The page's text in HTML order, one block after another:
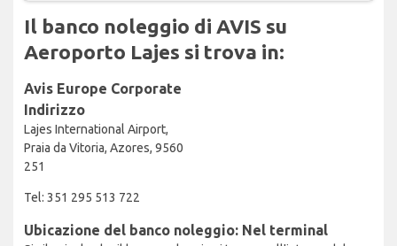
Il banco noleggio di AVIS su
Aeroporto Lajes si trova in:
Avis Europe Corporate
Indirizzo
Lajes International Airport,
Praia da Vitoria, Azores, 9560
251
Tel: 351 295 513 722
Ubicazione del banco noleggio: Nel terminal